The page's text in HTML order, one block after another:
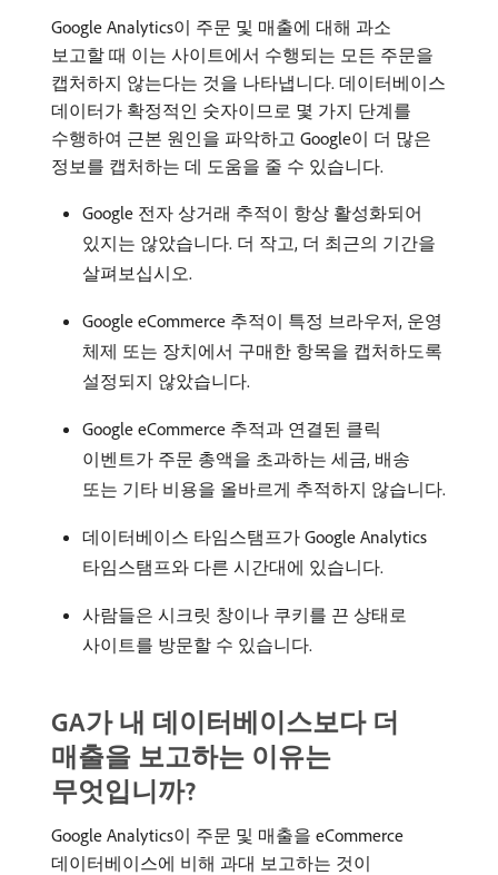
Google Analytics이 주문 및 매출에 대해 과소
보고할 때 이는 사이트에서 수행되는 모든 주문을
캡처하지 않는다는 것을 나타냅니다. 데이터베이스
데이터가 확정적인 숫자이므로 몇 가지 단계를
수행하여 근본 원인을 파악하고 Google이 더 많은
정보를 캡처하는 데 도움을 줄 수 있습니다.
Google 전자 상거래 추적이 항상 활성화되어
있지는 않았습니다. 더 작고, 더 최근의 기간을
살펴보십시오.
Google eCommerce 추적이 특정 브라우저, 운영
체제 또는 장치에서 구매한 항목을 캡처하도록
설정되지 않았습니다.
Google eCommerce 추적과 연결된 클릭
이벤트가 주문 총액을 초과하는 세금, 배송
또는 기타 비용을 올바르게 추적하지 않습니다.
데이터베이스 타임스탬프가 Google Analytics
타임스탬프와 다른 시간대에 있습니다.
사람들은 시크릿 창이나 쿠키를 끈 상태로
사이트를 방문할 수 있습니다.
GA가 내 데이터베이스보다 더
매출을 보고하는 이유는
무엇입니까?
Google Analytics이 주문 및 매출을 eCommerce
데이터베이스에 비해 과대 보고하는 것이